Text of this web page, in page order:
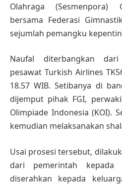
Olahraga (Sesmenpora)
bersama Federasi
sejumlah pemangku
Naufal diterbangkan
pesawat Turkish Airlines
18.57 WIB. Setibanya di
dijemput pihak FGI,
Olimpiade Indonesia (KOI).
kemudian melaksanakan
Usai prosesi tersebut,
dari pemerintah kepada
diserahkan kepada